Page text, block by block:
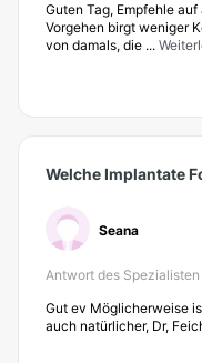
Guten Tag, Empfehle
Vorgehen birgt weniger
von damals, die ...
Welche Implantate
Seana
Antwort des Spezialisten
Gut ev Möglicherweise
auch natürlicher, Dr,